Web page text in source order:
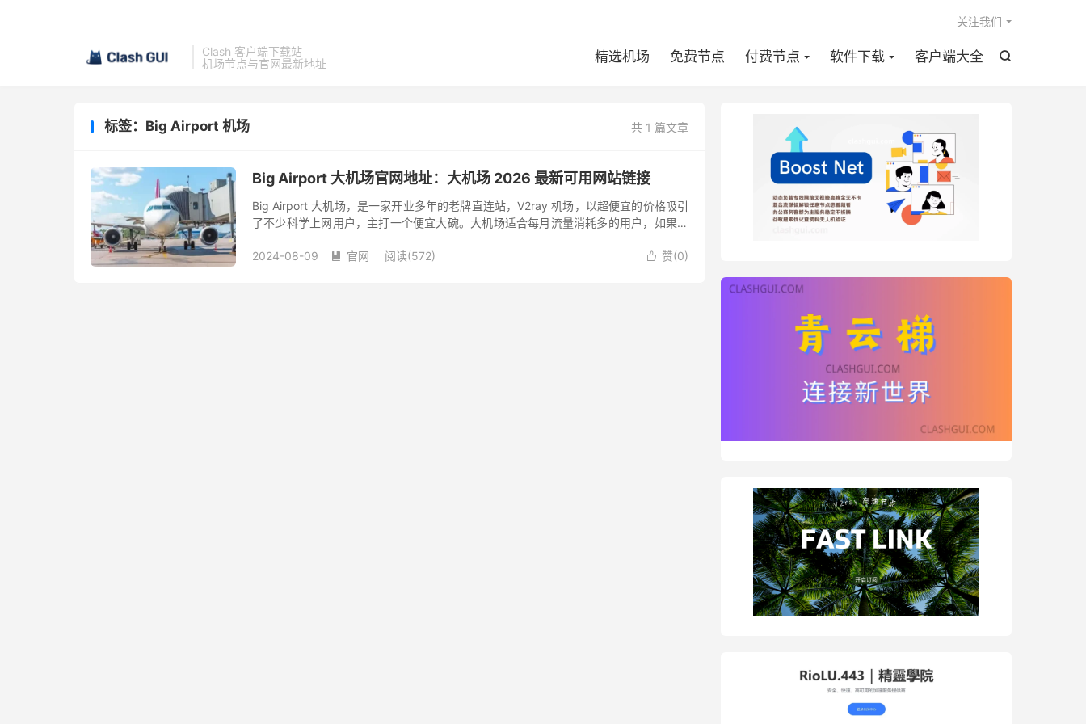
Clash 客户端下载站
机场节点与官网最新地址

精选机场 免费节点 付费节点 软件下载 客户端大全
关注我们
共 1 篇文章
标签：Big Airport 机场
Big Airport 大机场官网地址：大机场 2026 最新可用网站链接
Big Airport 大机场，是一家开业多年的老牌直连站，V2ray 机场，以超便宜的价格吸引
了不少科学上网用户，主打一个便宜大碗。大机场适合每月流量消耗多的用户，如果对
 赞(0)
2024-08-09  官网 阅读(572)